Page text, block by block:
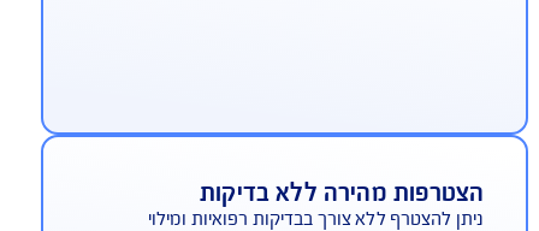
על ילד אחד ושאר הילדים חינם
ניתן לצרף את בן/בת הזוג וילדים עד גיל 17. משלמים רק
ילד אחד וכל הילדים מכוסים במסגרת הפוליסה.